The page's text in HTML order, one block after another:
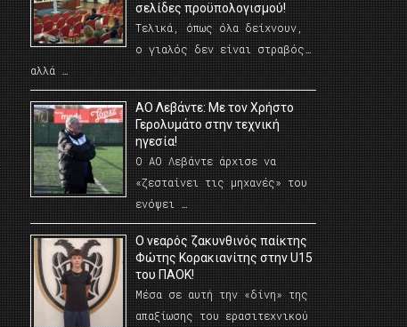
σελίδες προϋπολογισμού!
Τελικά, όπως όλα δείχνουν,
ο γιαλός δεν είναι στραβός…
αλλά …
ΑΟ Λεβάντε: Με τον Χρήστο
Γερολυμάτο στην τεχνική
ηγεσία!
Ο ΑΟ Λεβάντε άρχισε να
«ζεσταίνει τις μηχανές» του
ενόψει …
O νεαρός ζακυνθινός παίκτης
Φώτης Κορακιανίτης στην U15
του ΠΑΟΚ!
Μέσα σε αυτή την «δίνη» της
απαξίωσης του ερασιτεχνικού